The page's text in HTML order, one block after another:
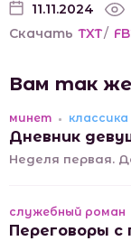
11.11.2024
Скачать TXT/
Вам так
минет классика
Дневник
Неделя первая.
служебный роман
Переговоры